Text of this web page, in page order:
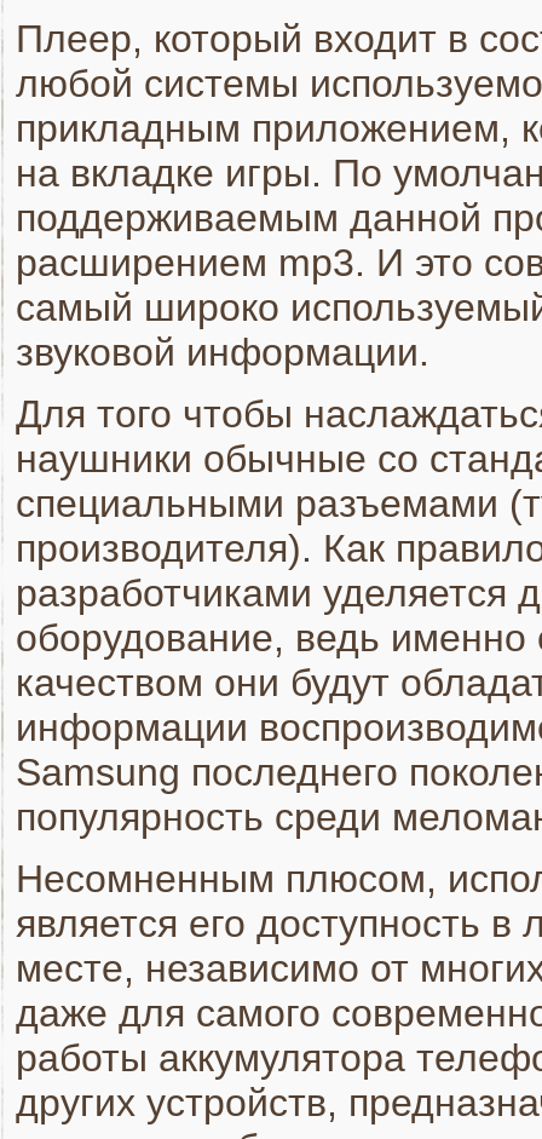
Плеер, который входит в
любой системы
прикладным приложением,
на вкладке игры. По
поддерживаемым данной
расширением mp3. И это
самый широко
звуковой информации.
Для того чтобы
наушники обычные со
специальными разъемами
производителя). Как
разработчиками уделяется
оборудование, ведь именно
качеством они будут
информации
Samsung последнего
популярность среди
Несомненным плюсом,
является его доступность
месте, независимо от
даже для самого
работы аккумулятора
других устройств,